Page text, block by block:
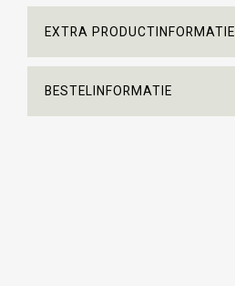
EXTRA PRODUCTINFORMATIE
BESTELINFORMATIE